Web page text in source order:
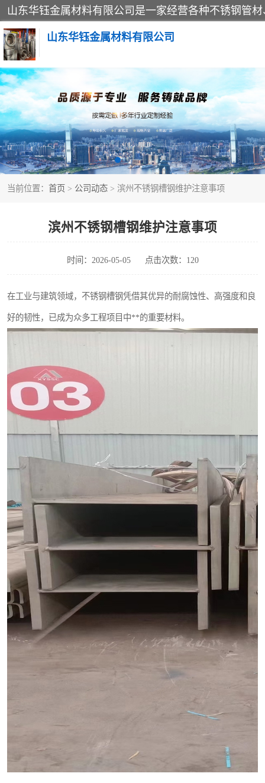
山东华钰金属材料有限公司
当前位置： 首页 > 公司动态 > 滨州不锈钢槽钢维护注意事项
滨州不锈钢槽钢维护注意事项
时间：2026-05-05 点击次数：120
在工业与建筑领域，不锈钢槽钢凭借其优异的耐腐蚀性、高强度和良
好的韧性，已成为众多工程项目中**的重要材料。
不锈钢管
管件标准件
不锈钢人孔
不锈钢角钢
不锈钢板